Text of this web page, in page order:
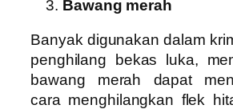
Bawang merah
Banyak digunakan dalam
penghilang bekas luka,
bawang merah dapat
cara menghilangkan flek